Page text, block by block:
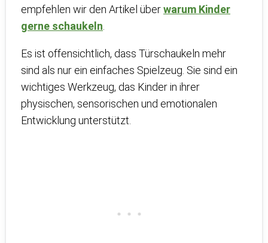
empfehlen wir den Artikel überwarum Kinder
gerne schaukeln
Es ist offensichtlich, dass Türschaukeln mehr
sind als nur ein einfaches Spielzeug. Sie sind ein
wichtiges Werkzeug, das Kinder in ihrer
physischen, sensorischen und emotionalen
Entwicklung unterstützt.